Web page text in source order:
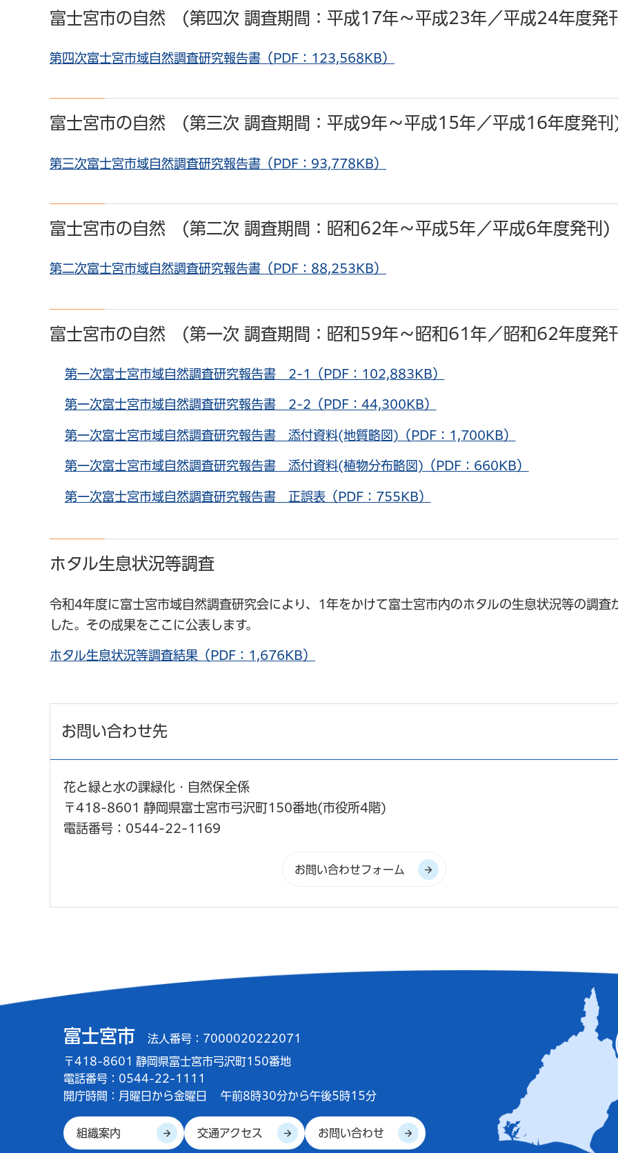
富士宮市の自然 (第四次 調査期間：平成17年～平成23年／平成24年度発
第四次富士宮市域自然調査研究報告書（PDF：123,568KB）
富士宮市の自然 (第三次 調査期間：平成9年～平成15年／平成16年度発
第三次富士宮市域自然調査研究報告書（PDF：93,778KB）
富士宮市の自然 (第二次 調査期間：昭和62年～平成5年／平成6年度発刊)
第二次富士宮市域自然調査研究報告書（PDF：88,253KB）
富士宮市の自然 (第一次 調査期間：昭和59年～昭和61年／昭和62年度発
第一次富士宮市域自然調査研究報告書 2-1（PDF：102,883KB）
第一次富士宮市域自然調査研究報告書 2-2（PDF：44,300KB）
第一次富士宮市域自然調査研究報告書 添付資料(地質略図)（PDF：1,700KB）
第一次富士宮市域自然調査研究報告書 添付資料(植物分布略図)（PDF：660KB）
第一次富士宮市域自然調査研究報告書 正誤表（PDF：755KB）
ホタル生息状況等調査
令和4年度に富士宮市域自然調査研究会により、1年をかけて富士宮市内のホタルの生息状況等の調査
した。その成果をここに公表します。
ホタル生息状況等調査結果（PDF：1,676KB）
お問い合わせ先
花と緑と水の課緑化・自然保全係
〒418-8601 静岡県富士宮市弓沢町150番地(市役所4階)
電話番号：0544-22-1169
富士宮市 法人番号：7000020222071
〒418-8601 静岡県富士宮市弓沢町150番地
電話番号：0544-22-1111
開庁時間： 月曜日から金曜日 午前8時30分から午後5時15分
組織案内 交通アクセス お問い合わせ